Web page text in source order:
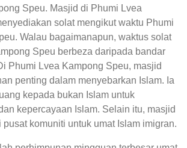
Speu. Masjid di Phumi Lvea
solat mengikut waktu Phumi
Walau bagaimanapun, waktus solat
Speu berbeza daripada bandar
Phumi Lvea Kampong Speu, masjid
penting dalam menyebarkan Islam. Ia
kepada bukan Islam untuk
kepercayaan Islam. Selain itu, masjid
pusat komuniti untuk umat Islam imigran.